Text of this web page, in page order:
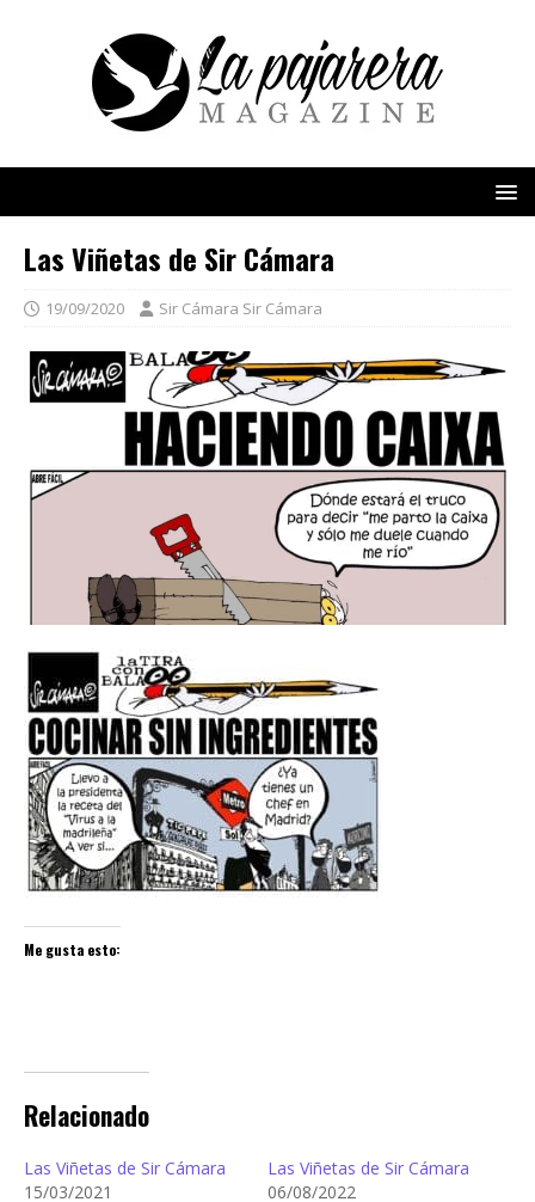
Las Viñetas de Sir Cámara
19/09/2020 Sir Cámara Sir Cámara
Me gusta esto:
Relacionado
Las Viñetas de Sir Cámara
15/03/2021
Las Viñetas de Sir Cámara
06/08/2022